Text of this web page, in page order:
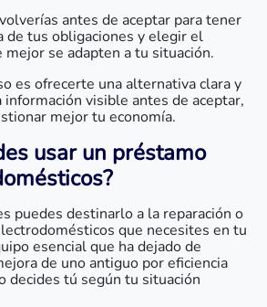
antes de aceptar para tener
de tus obligaciones y elegir el
se adapten a tu situación.
es ofrecerte una alternativa clara y
información visible antes de aceptar,
mejor tu economía.
usar un préstamo
?
puedes destinarlo a la reparación o
que necesites en tu
esencial que ha dejado de
de uno antiguo por eficiencia
decides tú según tu situación